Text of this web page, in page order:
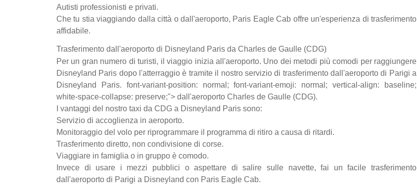
Autisti professionisti e privati.
Che tu stia viaggiando dalla città o dall'aeroporto, Paris Eagle Cab offre un'esperienza di trasferimento
affidabile.
Trasferimento dall'aeroporto di Disneyland Paris da Charles de Gaulle (CDG)
Per un gran numero di turisti, il viaggio inizia all'aeroporto. Uno dei metodi più comodi per raggiungere
Disneyland Paris dopo l'atterraggio è tramite il nostro servizio di trasferimento dall'aeroporto di Parigi a
Disneyland Paris. font-variant-position: normal; font-variant-emoji: normal; vertical-align: baseline;
white-space-collapse: preserve;"> dall'aeroporto Charles de Gaulle (CDG).
I vantaggi del nostro taxi da CDG a Disneyland Paris sono:
Servizio di accoglienza in aeroporto.
Monitoraggio del volo per riprogrammare il programma di ritiro a causa di ritardi.
Trasferimento diretto, non condivisione di corse.
Viaggiare in famiglia o in gruppo è comodo.
Invece di usare i mezzi pubblici o aspettare di salire sulle navette, fai un facile trasferimento
dall'aeroporto di Parigi a Disneyland con Paris Eagle Cab.